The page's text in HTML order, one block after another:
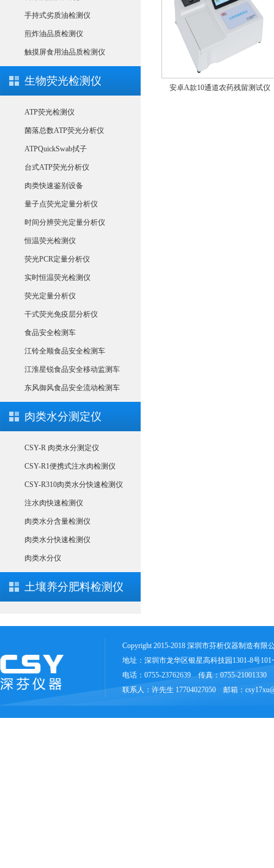
手持式劣质油检测仪
煎炸油品质检测仪
触摸屏食用油品质检测仪
生物荧光检测仪
ATP荧光检测仪
菌落总数ATP荧光分析仪
ATPQuickSwab拭子
台式ATP荧光分析仪
肉类快速鉴别设备
量子点荧光定量分析仪
时间分辨荧光定量分析仪
恒温荧光检测仪
荧光PCR定量分析仪
实时恒温荧光检测仪
荧光定量分析仪
干式荧光免疫层分析仪
食品安全检测车
江铃全顺食品安全检测车
江淮星锐食品安全移动监测车
东风御风食品安全流动检测车
肉类水分测定仪
CSY-R 肉类水分测定仪
CSY-R1便携式注水肉检测仪
CSY-R310肉类水分快速检测仪
注水肉快速检测仪
肉类水分含量检测仪
肉类水分快速检测仪
肉类水分仪
土壤养分肥料检测仪
农药残留检测仪CSY-N10 安卓A款10通道农药残留测试仪
Copyright 2015-2018 深圳市芬析仪器制造有
地址：深圳市龙华区银星高科技园1301-8号101
电话：0755-23762639 传真：0755-21001330
联系人：许先生 17704027050 邮箱：